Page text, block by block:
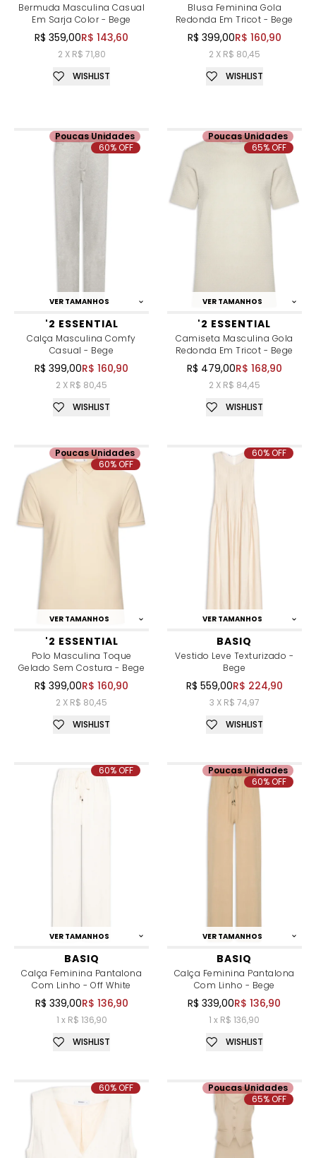
Bermuda Masculina Casual
Em Sarja Color - Bege
R$ 359,00R$ 143,60
2 X R$ 71,80
WISHLIST
Blusa Feminina Gola
Redonda Em Tricot - Bege
R$ 399,00R$ 160,90
2 X R$ 80,45
WISHLIST
VER TAMANHOS
'2 ESSENTIAL
Calça Masculina Comfy
Casual - Bege
R$ 399,00R$ 160,90
2 X R$ 80,45
Poucas Unidades
60% OFF
WISHLIST
VER TAMANHOS
'2 ESSENTIAL
Camiseta Masculina Gola
Redonda Em Tricot - Bege
R$ 479,00R$ 168,90
2 X R$ 84,45
Poucas Unidades
65% OFF
WISHLIST
VER TAMANHOS
'2 ESSENTIAL
Polo Masculina Toque
Gelado Sem Costura - Bege
R$ 399,00R$ 160,90
2 X R$ 80,45
Poucas Unidades
60% OFF
WISHLIST
VER TAMANHOS
BASIQ
Vestido Leve Texturizado -
Bege
R$ 559,00R$ 224,90
3 X R$ 74,97
60% OFF
WISHLIST
VER TAMANHOS
BASIQ
Calça Feminina Pantalona
Com Linho - Off White
R$ 339,00R$ 136,90
1 x R$ 136,90
60% OFF
WISHLIST
VER TAMANHOS
BASIQ
Calça Feminina Pantalona
Com Linho - Bege
R$ 339,00R$ 136,90
1 x R$ 136,90
Poucas Unidades
60% OFF
WISHLIST
60% OFF
Poucas Unidades
65% OFF